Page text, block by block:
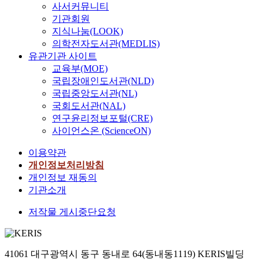
사서커뮤니티
기관회원
지식나눔(LOOK)
의학전자도서관(MEDLIS)
유관기관 사이트
교육부(MOE)
국립장애인도서관(NLD)
국립중앙도서관(NL)
국회도서관(NAL)
연구윤리정보포털(CRE)
사이언스온 (ScienceON)
이용약관
개인정보처리방침
개인정보 재동의
기관소개
저작물 게시중단요청
41061 대구광역시 동구 동내로 64(동내동1119) KERIS빌딩